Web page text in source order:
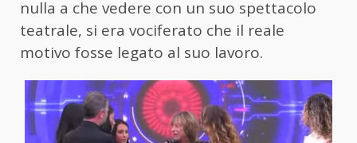
nulla a che vedere con un suo spettacolo
teatrale, si era vociferato che il reale
motivo fosse legato al suo lavoro.